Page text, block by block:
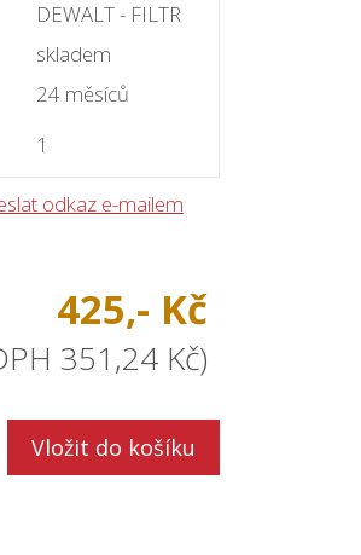
DEWALT - FILTR
skladem
24 měsíců
1
odkaz e-mailem
425,- Kč
351,24 Kč)
Vložit do košíku